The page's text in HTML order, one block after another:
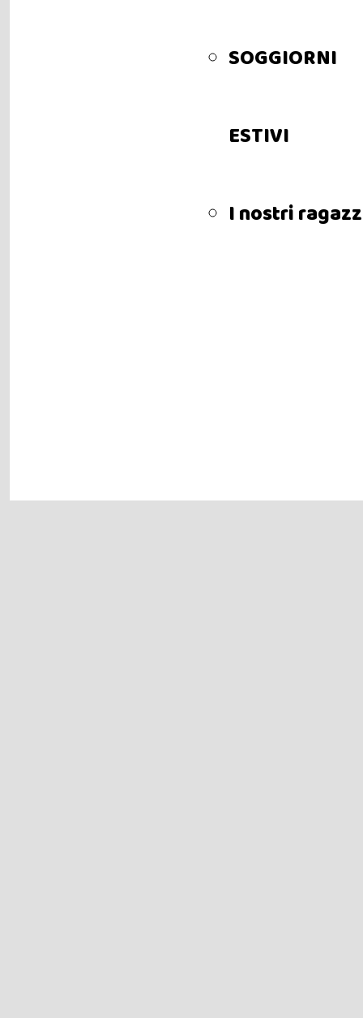
SOGGIORNI
ESTIVI
I nostri